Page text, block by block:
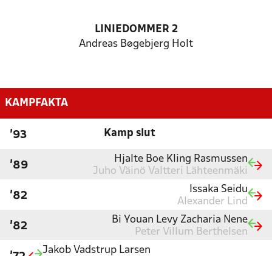
LINIEDOMMER 2
Andreas Bøgebjerg Holt
KAMPFAKTA
'93 Kamp slut
'89
Hjalte Boe Kling Rasmussen
Juho Väinö Valtteri Lähteenmäki
'82
Issaka Seidu
Alexander Lind
'82
Bi Youan Levy Zacharia Nene
Peter Villum Berthelsen
Jakob Vadstrup Larsen